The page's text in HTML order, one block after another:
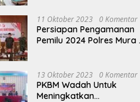
Perubahan 2023
11 Oktober 2023 0 Komentar
Persiapan Pengamanan
Pemilu 2024 Polres Mura
13 Oktober 2023 0 Komentar
PKBM Wadah Untuk
Meningkatkan